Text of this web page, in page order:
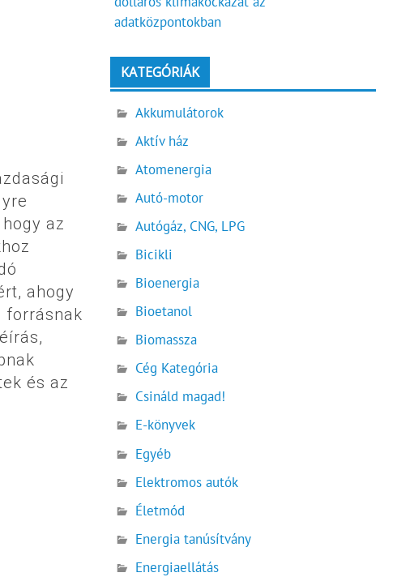
az
ahogy
forrásnak
és az
adatközpontokban
KATEGÓRIÁK
Akkumulátorok
Aktív ház
Atomenergia
Autó-motor
Autógáz, CNG, LPG
Bicikli
Bioenergia
Bioetanol
Biomassza
Cég Kategória
Csináld magad!
E-könyvek
Egyéb
Elektromos autók
Életmód
Energia tanúsítvány
Energiaellátás